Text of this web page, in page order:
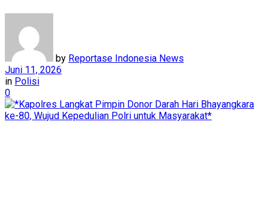
by Reportase Indonesia News
Juni 11, 2026
in Polisi
0